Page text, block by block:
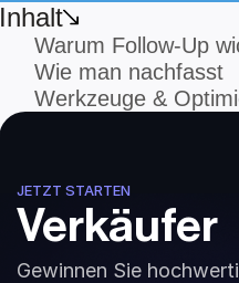
Inhalt
Warum Follow-Up
Wie man nachfasst
Werkzeuge &
JETZT STARTEN
Verkäufer
Gewinnen Sie